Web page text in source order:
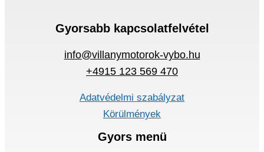
Gyorsabb kapcsolatfelvétel
info@villanymotorok-vybo.hu
+4915 123 569 470
Adatvédelmi szabályzat
Körülmények
Gyors menü